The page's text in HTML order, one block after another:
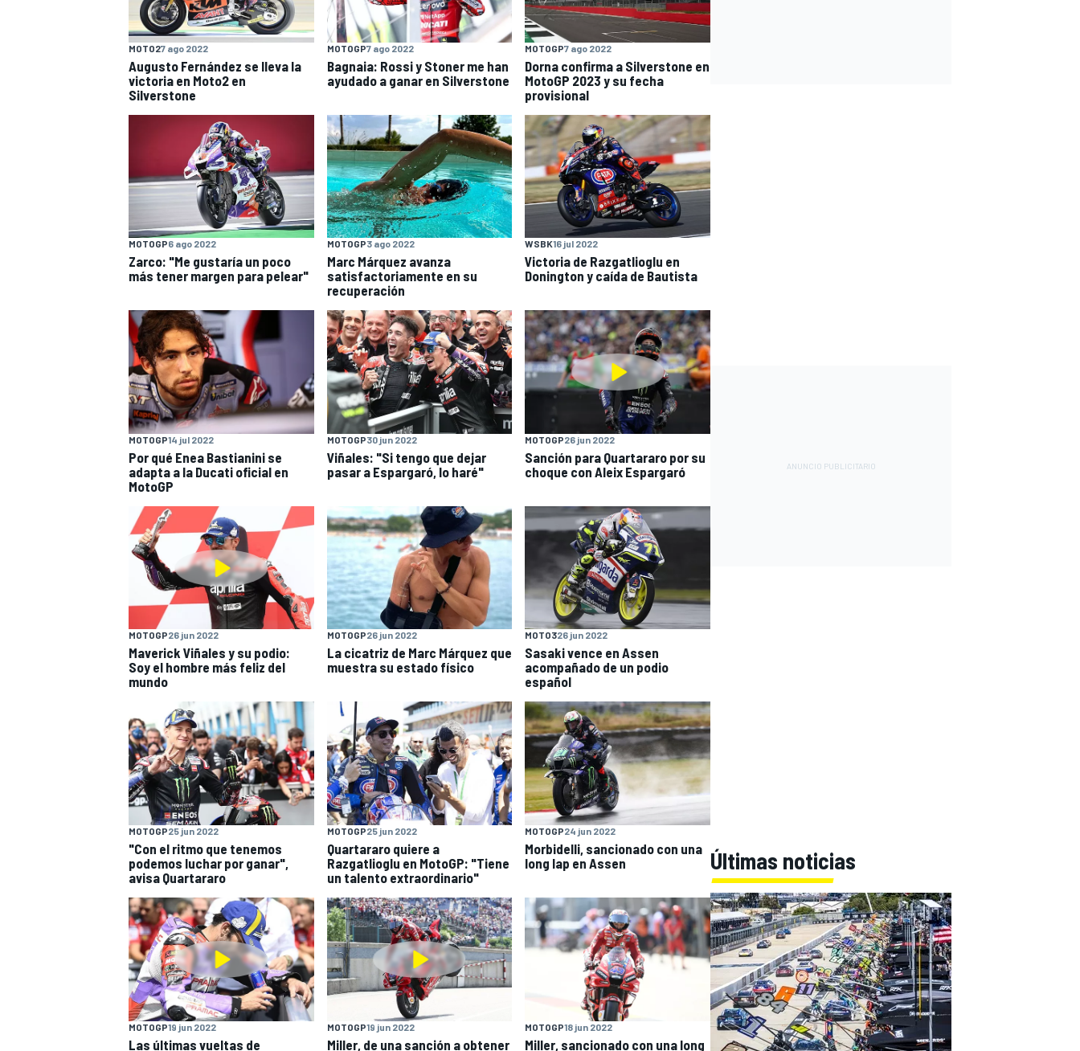
FÓRMULA E MOTO
NASCARINDYCARSPORTSCARRALLY TURISMO
MÁS
MOTO27 ago 2022
Augusto Fernández se lleva la
victoria en Moto2 en
Silverstone
MOTOGP7 ago 2022
Bagnaia: Rossi y Stoner me han
ayudado a ganar en Silverstone
MOTOGP7 ago 2022
Dorna confirma a Silverstone en
MotoGP 2023 y su fecha
provisional
MOTOGP6 ago 2022
Zarco: "Me gustaría un poco
más tener margen para pelear"
MOTOGP3 ago 2022
Marc Márquez avanza
satisfactoriamente en su
recuperación
WSBK16 jul 2022
Victoria de Razgatlioglu en
Donington y caída de Bautista
MOTOGP14 jul 2022
Por qué Enea Bastianini se
adapta a la Ducati oficial en
MotoGP
MOTOGP30 jun 2022
Viñales: "Si tengo que dejar
pasar a Espargaró, lo haré"
MOTOGP26 jun 2022
Sanción para Quartararo por su
choque con Aleix Espargaró
MOTOGP26 jun 2022
Maverick Viñales y su podio:
Soy el hombre más feliz del
mundo
MOTOGP26 jun 2022
La cicatriz de Marc Márquez que
muestra su estado físico
MOTO326 jun 2022
Sasaki vence en Assen
acompañado de un podio
español
MOTOGP25 jun 2022
"Con el ritmo que tenemos
podemos luchar por ganar",
avisa Quartararo
MOTOGP25 jun 2022
Quartararo quiere a
Razgatlioglu en MotoGP: "Tiene
un talento extraordinario"
MOTOGP24 jun 2022
Morbidelli, sancionado con una
long lap en Assen
MOTOGP19 jun 2022
Las últimas vueltas de
MOTOGP19 jun 2022
Miller, de una sanción a obtener
MOTOGP18 jun 2022
Miller, sancionado con una long
Últimas noticias